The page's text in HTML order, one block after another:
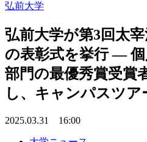
弘前大学
弘前大学が第3回太宰
の表彰式を挙行 ―
部門の最優秀賞受賞
し、キャンパスツア
2025.03.31 16:00